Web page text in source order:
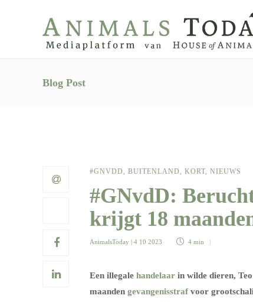
Blog Post
#GNVDD, BUITENLAND, KORT, NIEUWS
#GNvdD:
krijgt 18
AnimalsToday | 4 10 2023 4 min
Een illegale handelaar in wilde dieren,
maanden gevangenisstraf voor